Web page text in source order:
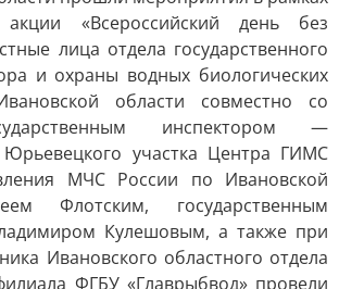
акции «Всероссийский день без
лица отдела государственного
и охраны водных биологических
области совместно со
инспектором —
Юрьевецкого участка Центра ГИМС
МЧС России по Ивановской
Флотским, государственным
Кулешовым, а также при
Ивановского областного отдела
ФГБУ «Главрыбвод» провели